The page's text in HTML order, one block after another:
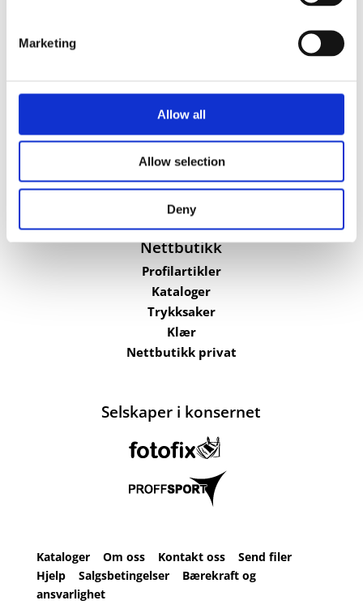
Marketing
Allow all
Allow selection
Deny
Vi utvikler produkter og konsepter i alle kanaler – Alt
fra enkle produkter til sammensatte kampanjer
Kontakt
51 82 67 00
Sjøhagen 2, 4016 Stavanger
Man – fre 08:00 – 16:00
Nettbutikk
Profilartikler
Kataloger
Trykksaker
Klær
Nettbutikk privat
Selskaper i konsernet
Kataloger Om oss Kontakt oss
Send filer
Hjelp Salgsbetingelser
Bærekraft og
ansvarlighet